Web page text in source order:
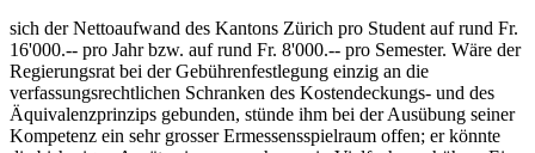
sich der Nettoaufwand des Kantons Zürich pro Student auf rund Fr.
16'000.-- pro Jahr bzw. auf rund Fr. 8'000.-- pro Semester. Wäre der
Regierungsrat bei der Gebührenfestlegung einzig an die
verfassungsrechtlichen Schranken des Kostendeckungs- und des
Äquivalenzprinzips gebunden, stünde ihm bei der Ausübung seiner
Kompetenz ein sehr grosser Ermessensspielraum offen; er könnte